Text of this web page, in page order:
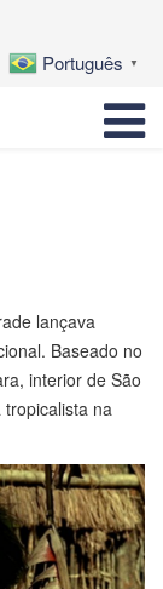
Português ▼
lançava
Baseado no
interior de São
tropicalista na